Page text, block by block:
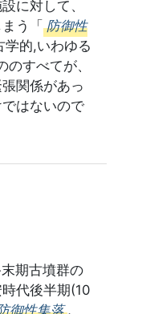
に対して、
う「 防御性
学的,いわゆる
のすべてが、
関係があっ
はないので
期古墳群の
代後半期(10
御性集落 ,